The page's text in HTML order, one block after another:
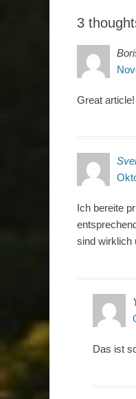
3
Great
Ich bereite
sind wirklich
Das ist